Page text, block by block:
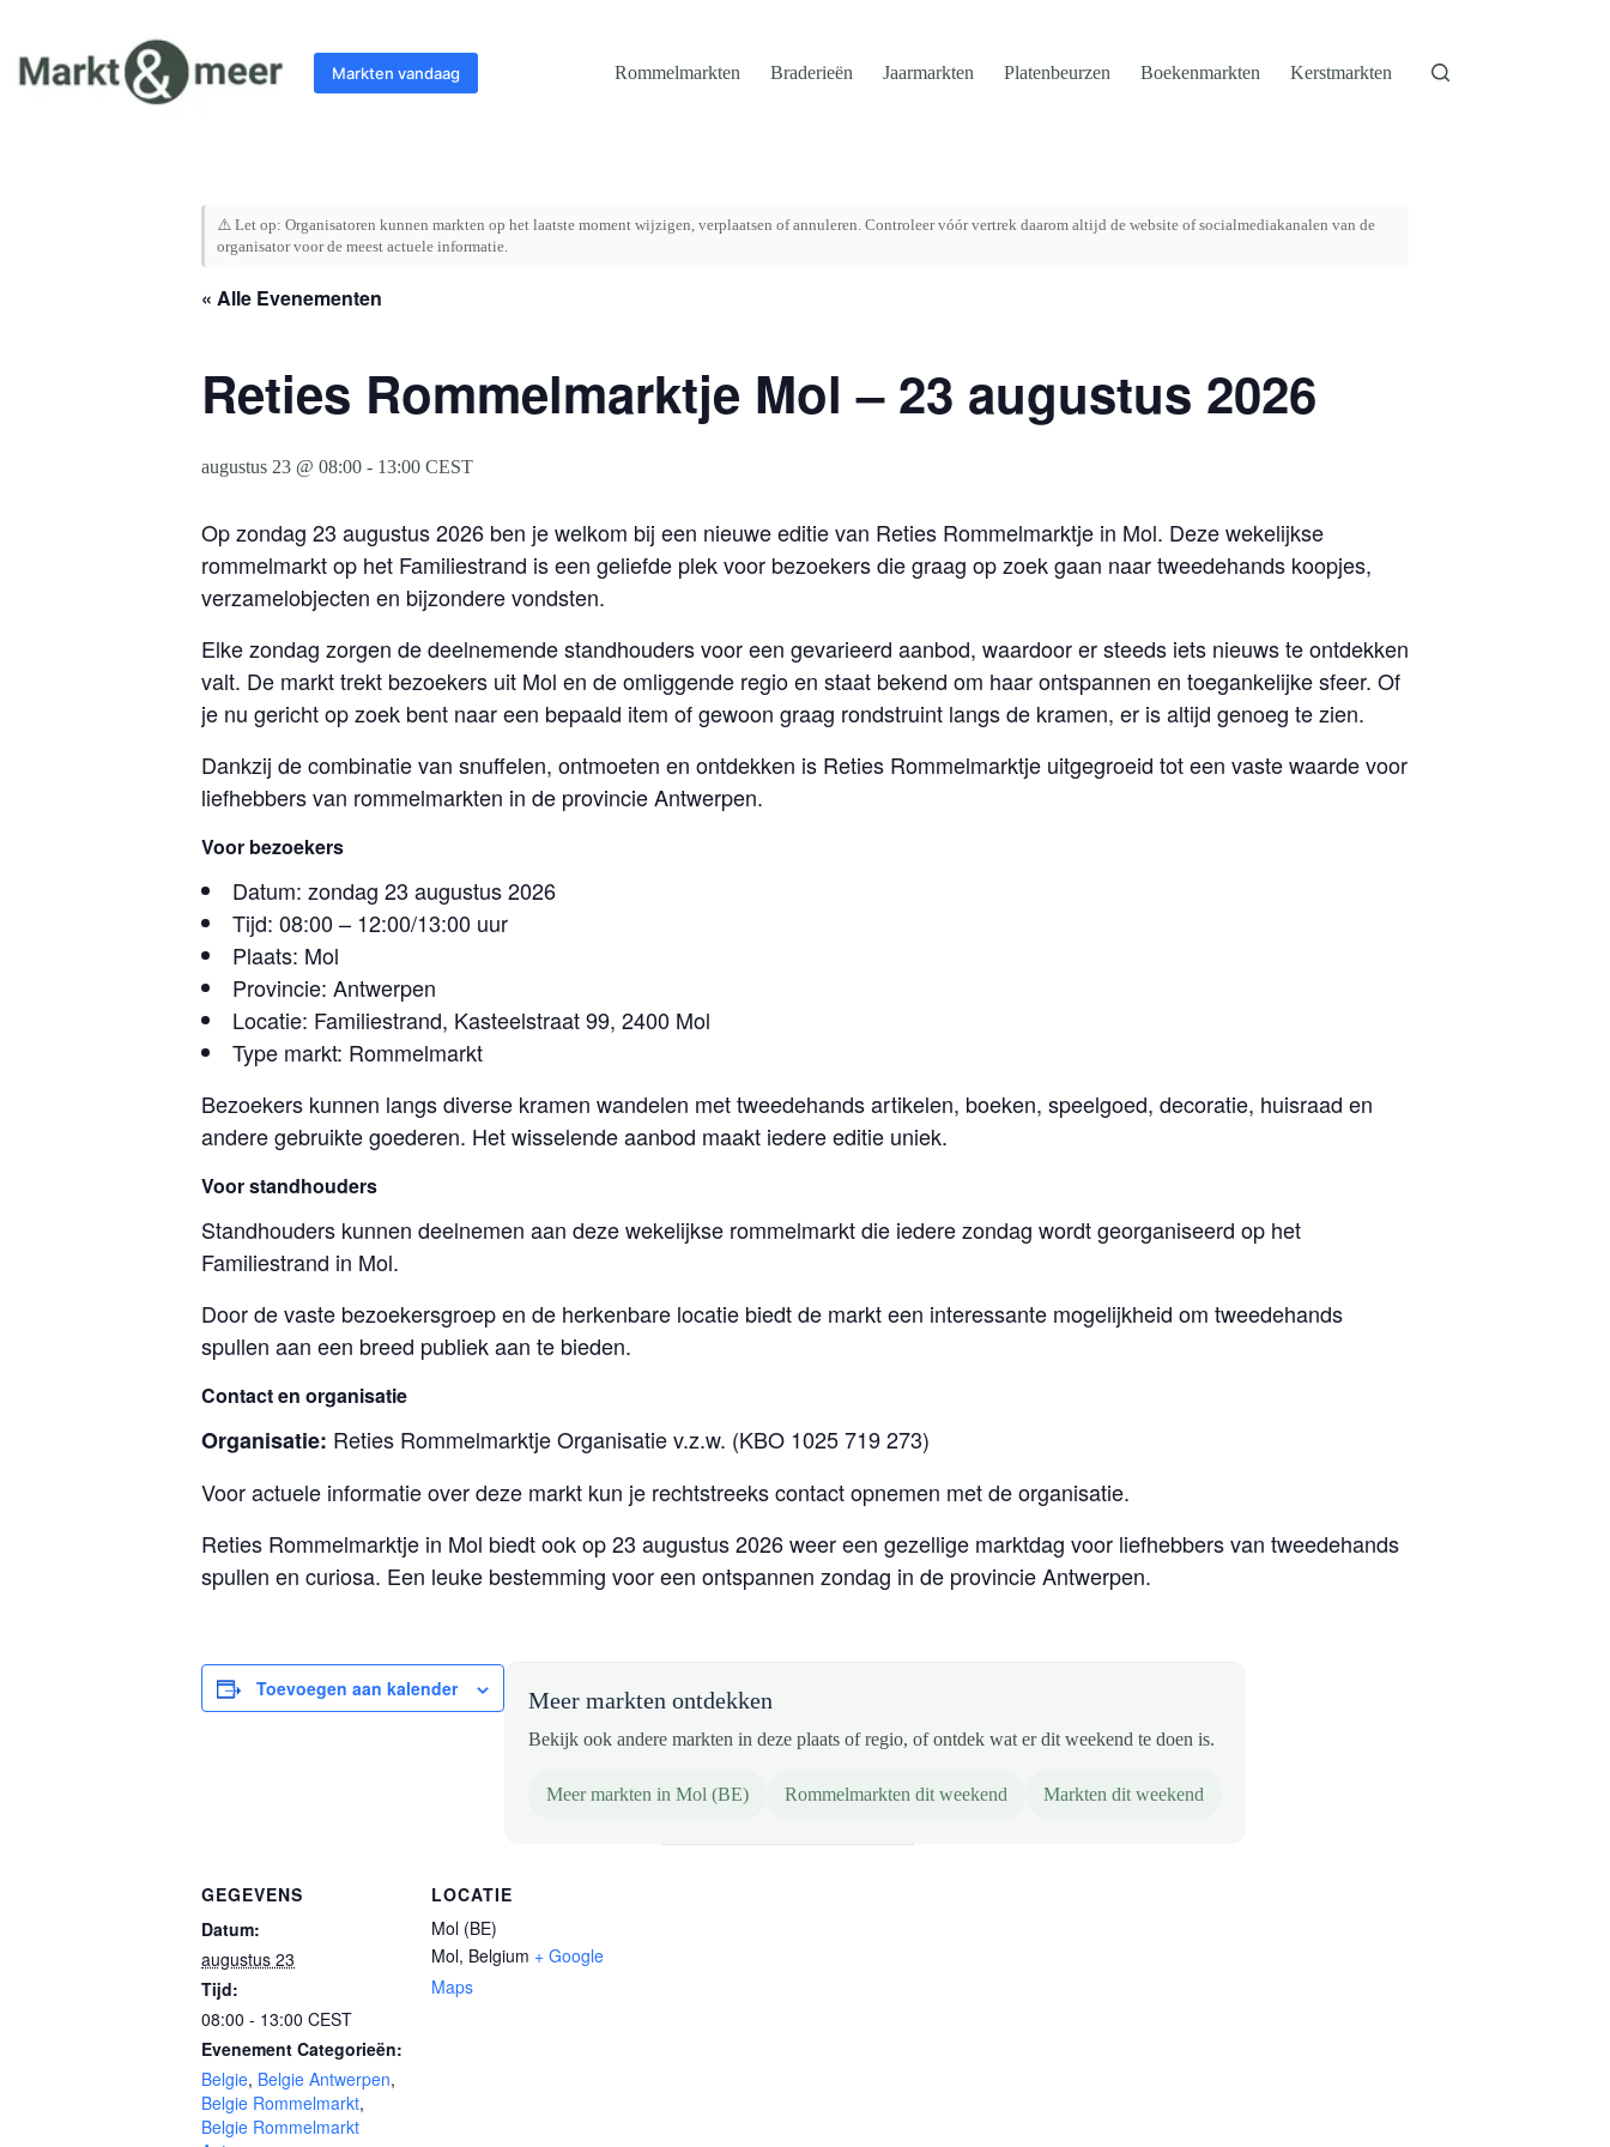
inhoud
Markten vandaag Rommelmarkten Braderieën Jaarmarkten Platenbeurzen Boekenmarkten Kerstmarkten
⚠️ Let op: Organisatoren kunnen markten op het laatste moment wijzigen, verplaatsen of annuleren. Controleer vóór vertrek daarom altijd de website of socialmediakanalen van de
organisator voor de meest actuele informatie.
« Alle Evenementen
Reties Rommelmarktje Mol – 23 augustus 2026
augustus 23 @ 08:00 - 13:00 CEST
Op zondag 23 augustus 2026 ben je welkom bij een nieuwe editie van Reties Rommelmarktje in Mol. Deze wekelijkse
rommelmarkt op het Familiestrand is een geliefde plek voor bezoekers die graag op zoek gaan naar tweedehands koopjes,
verzamelobjecten en bijzondere vondsten.
Elke zondag zorgen de deelnemende standhouders voor een gevarieerd aanbod, waardoor er steeds iets nieuws te ontdekken
valt. De markt trekt bezoekers uit Mol en de omliggende regio en staat bekend om haar ontspannen en toegankelijke sfeer. Of
je nu gericht op zoek bent naar een bepaald item of gewoon graag rondstruint langs de kramen, er is altijd genoeg te zien.
Dankzij de combinatie van snuffelen, ontmoeten en ontdekken is Reties Rommelmarktje uitgegroeid tot een vaste waarde voor
liefhebbers van rommelmarkten in de provincie Antwerpen.
Voor bezoekers
Datum: zondag 23 augustus 2026
Tijd: 08:00 – 12:00/13:00 uur
Plaats: Mol
Provincie: Antwerpen
Locatie: Familiestrand, Kasteelstraat 99, 2400 Mol
Type markt: Rommelmarkt
Bezoekers kunnen langs diverse kramen wandelen met tweedehands artikelen, boeken, speelgoed, decoratie, huisraad en
andere gebruikte goederen. Het wisselende aanbod maakt iedere editie uniek.
Voor standhouders
Standhouders kunnen deelnemen aan deze wekelijkse rommelmarkt die iedere zondag wordt georganiseerd op het
Familiestrand in Mol.
Door de vaste bezoekersgroep en de herkenbare locatie biedt de markt een interessante mogelijkheid om tweedehands
spullen aan een breed publiek aan te bieden.
Contact en organisatie
Organisatie: Reties Rommelmarktje Organisatie v.z.w. (KBO 1025 719 273)
Voor actuele informatie over deze markt kun je rechtstreeks contact opnemen met de organisatie.
Reties Rommelmarktje in Mol biedt ook op 23 augustus 2026 weer een gezellige marktdag voor liefhebbers van tweedehands
spullen en curiosa. Een leuke bestemming voor een ontspannen zondag in de provincie Antwerpen.
Toevoegen aan kalender Meer markten ontdekken
Bekijk ook andere markten in deze plaats of regio, of ontdek wat er dit weekend te doen is.
Meer markten in Mol (BE) Rommelmarkten dit weekend Markten dit weekend
GEGEVENS
Datum:
augustus 23
Tijd:
08:00 - 13:00 CEST
Evenement Categorieën:
Belgie, Belgie Antwerpen,
Belgie Rommelmarkt,
Belgie Rommelmarkt
LOCATIE
Mol (BE)
Mol, Belgium + Google
Maps